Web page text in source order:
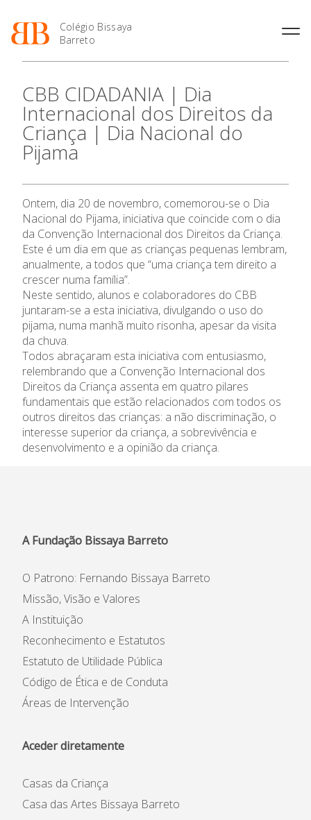
Colégio Bissaya
Barreto
Projeto Educativo
Organização
Colaboradores Docentes
Colaboradores Não
Ofertas de emprego
Regulamentos
Jornal “O Coreto”
Privacidade
Oferta Formativa
Enriquecimento Curricular
Oferta Curricular
Atividades Extracurriculares
Serviços
Letiva
Academia de LínguasEnsino Profissional
Profissionais
Matrículas
Horários e Manuais
Curso de Técnico de
Termalismo
Curso de Técnico/a de Apoio
à Família e à Comunidade
Ofertas de Emprego
Ano Letivo
2027
Calendários
Portal do Professor
Portal do Aluno/Encarregado
de Educação
SIGE
Secretariado de Exames
Admissão
Informações
APEE
Notícias
CBB CIDADANIA | Dia
Internacional dos Direitos da
Criança | Dia Nacional do
Pijama
Ontem, dia 20 de novembro, comemorou-se o Dia
Nacional do Pijama, iniciativa que coincide com o dia
da Convenção Internacional dos Direitos da Criança.
Este é um dia em que as crianças pequenas lembram,
anualmente, a todos que “uma criança tem direito a
crescer numa família”.
Neste sentido, alunos e colaboradores do CBB
juntaram-se a esta iniciativa, divulgando o uso do
pijama, numa manhã muito risonha, apesar da visita
da chuva.
Todos abraçaram esta iniciativa com entusiasmo,
relembrando que a Convenção Internacional dos
Direitos da Criança assenta em quatro pilares
fundamentais que estão relacionados com todos os
outros direitos das crianças: a não discriminação, o
interesse superior da criança, a sobrevivência e
desenvolvimento e a opinião da criança.
A Fundação Bissaya Barreto
O Patrono: Fernando Bissaya Barreto
Missão, Visão e Valores
A Instituição
Reconhecimento e Estatutos
Estatuto de Utilidade Pública
Código de Ética e de Conduta
Áreas de Intervenção
Aceder diretamente
Casas da Criança
Casa das Artes Bissaya Barreto